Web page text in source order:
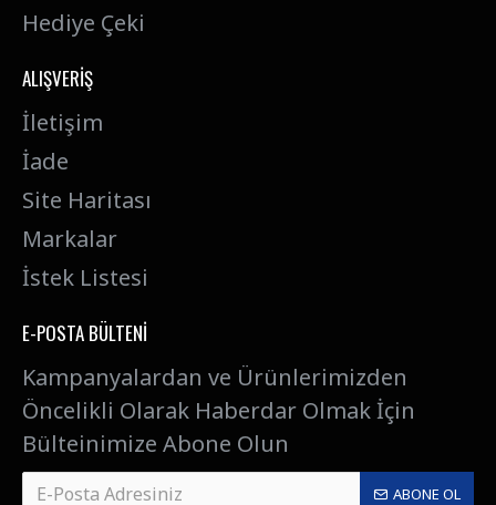
Hediye Çeki
ALIŞVERIŞ
İletişim
İade
Site Haritası
Markalar
İstek Listesi
E-POSTA BÜLTENI
Kampanyalardan ve Ürünlerimizden
Öncelikli Olarak Haberdar Olmak İçin
Bülteinimize Abone Olun
ABONE OL